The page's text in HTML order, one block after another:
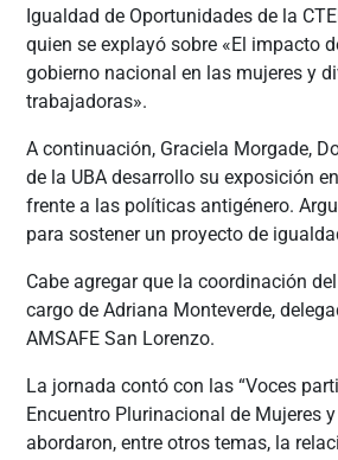
Igualdad de Oportunidades de la
quien se explayó sobre «El impacto
gobierno nacional en las mujeres y
trabajadoras».
A continuación, Graciela Morgade,
de la UBA desarrollo su exposición
frente a las políticas antigénero.
para sostener un proyecto de
Cabe agregar que la coordinación
cargo de Adriana Monteverde,
AMSAFE San Lorenzo.
La jornada contó con las “Voces
Encuentro Plurinacional de Mujeres
abordaron, entre otros temas, la